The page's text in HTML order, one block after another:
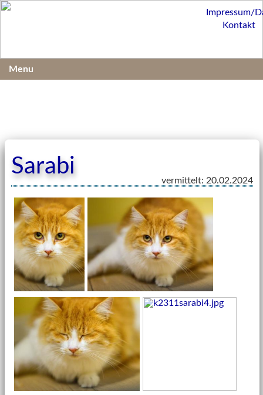
Sarabi
vermittelt: 20.02.2024
Impressum/
Kontakt
Menu